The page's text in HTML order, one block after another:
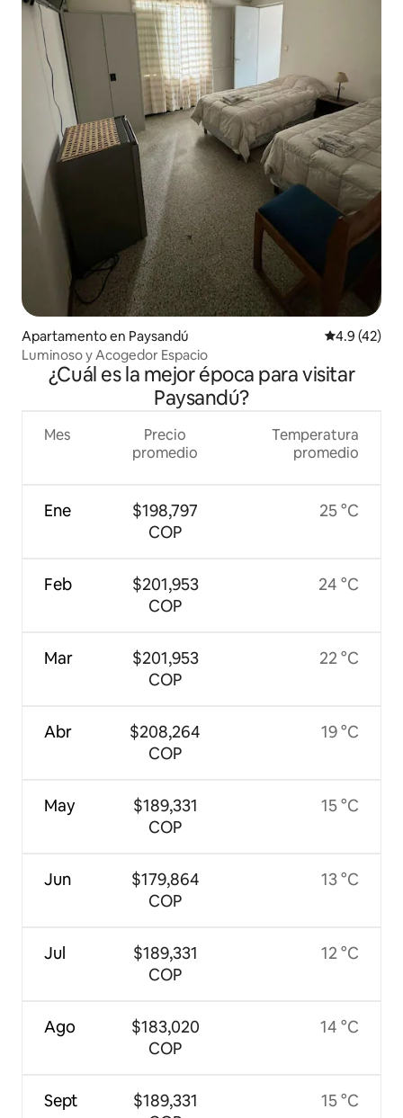
Apartamento en Paysandú Calificación
4.9 (42)
Luminoso y Acogedor Espacio
¿Cuál es la mejor época para visitar
Paysandú?
Mes
Ene
Feb
Mar
Abr
May
Jun
Jul
Ago
Sept
Precio
promedio
$198,797
COP
$201,953
COP
$201,953
COP
$208,264
COP
$189,331
COP
$179,864
COP
$189,331
COP
$183,020
COP
$189,331
Temperatura
promedio
25 °C
24 °C
22 °C
19 °C
15 °C
13 °C
12 °C
14 °C
15 °C